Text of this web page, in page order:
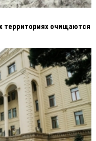
территориях очищаются